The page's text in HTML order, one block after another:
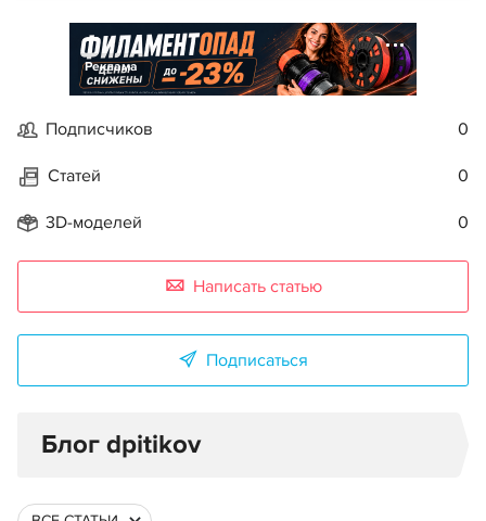
Реклама
Подписчиков 0
Статей 0
3D-моделей 0
Написать статью
Подписаться
Блог dpitikov